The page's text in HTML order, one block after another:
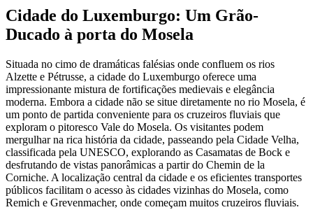
Cidade do Luxemburgo: Um Grão-
Ducado à porta do Mosela
Situada no cimo de dramáticas falésias onde confluem os rios
Alzette e Pétrusse, a cidade do Luxemburgo oferece uma
impressionante mistura de fortificações medievais e elegância
moderna. Embora a cidade não se situe diretamente no rio Mosela, é
um ponto de partida conveniente para os cruzeiros fluviais que
exploram o pitoresco Vale do Mosela. Os visitantes podem
mergulhar na rica história da cidade, passeando pela Cidade Velha,
classificada pela UNESCO, explorando as Casamatas de Bock e
desfrutando de vistas panorâmicas a partir do Chemin de la
Corniche. A localização central da cidade e os eficientes transportes
públicos facilitam o acesso às cidades vizinhas do Mosela, como
Remich e Grevenmacher, onde começam muitos cruzeiros fluviais.